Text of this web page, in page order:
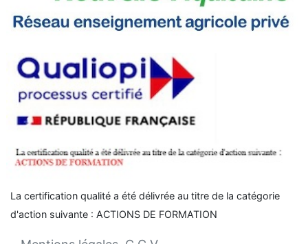
La certification qualité a été délivrée au titre de la catégorie
d'action suivante : ACTIONS DE FORMATION